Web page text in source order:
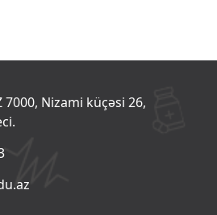
7000, Nizami küçəsi 26,